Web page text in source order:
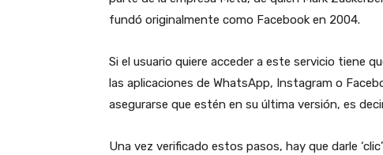
fundó originalmente como Facebook en 2004.
Si el usuario quiere acceder a este servicio tiene
las aplicaciones de WhatsApp, Instagram o
asegurarse que estén en su última versión, es
Una vez verificado estos pasos, hay que darle